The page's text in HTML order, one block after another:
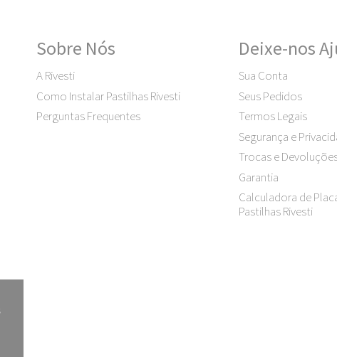
Sobre Nós
A Rivesti
Como Instalar Pastilhas Rivesti
Perguntas Frequentes
Deixe-nos
Sua Conta
Seus Pedidos
Termos Legais
Segurança e
Trocas e
Garantia
Calculadora de
Pastilhas Rivesti